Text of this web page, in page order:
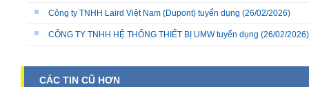
Công ty TNHH Laird Việt Nam (Dupont) tuyển dụng (26/02/2026)
CÔNG TY TNHH HỆ THỐNG THIẾT BỊ UMW tuyển dụng (26/02/2026)
CÁC TIN CŨ HƠN